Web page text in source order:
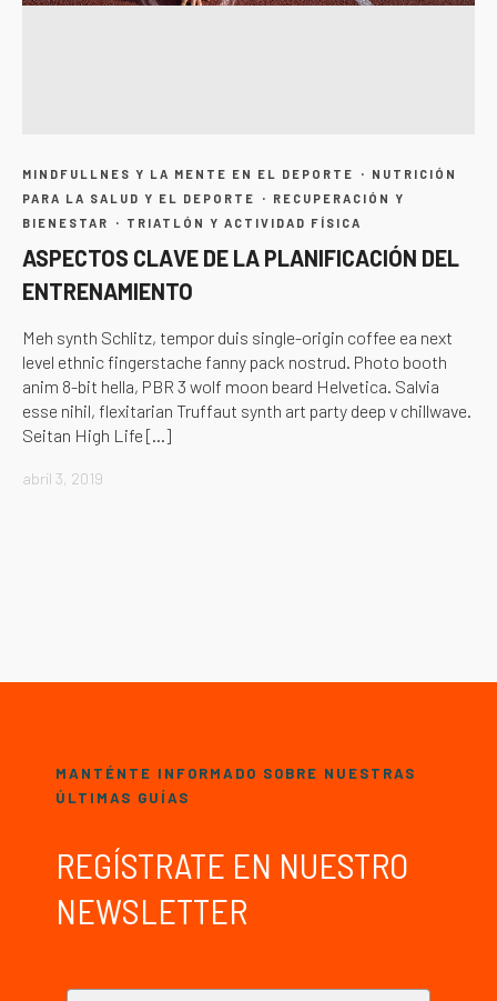
MINDFULLNES Y LA MENTE EN EL DEPORTE · NUTRICIÓN
PARA LA SALUD Y EL DEPORTE
· RECUPERACIÓN Y
BIENESTAR
· TRIATLÓN Y ACTIVIDAD FÍSICA
ASPECTOS CLAVE DE LA PLANIFICACIÓN DEL
ENTRENAMIENTO
Meh synth Schlitz, tempor duis single-origin coffee ea next
level ethnic fingerstache fanny pack nostrud. Photo booth
anim 8-bit hella, PBR 3 wolf moon beard Helvetica. Salvia
esse nihil, flexitarian Truffaut synth art party deep v chillwave.
Seitan High Life […]
abril 3, 2019
MANTÉNTE INFORMADO SOBRE NUESTRAS
ÚLTIMAS GUÍAS
REGÍSTRATE EN NUESTRO
NEWSLETTER